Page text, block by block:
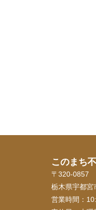
このまち
〒320-0857
栃木県宇都
営業時間：